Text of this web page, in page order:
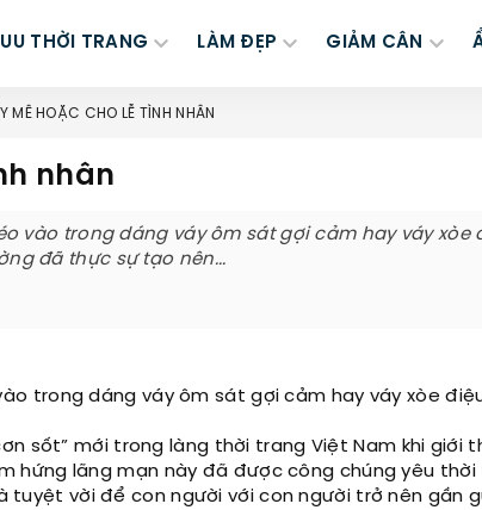
THỜI TRANG LÀM ĐẸP GIẢM CÂN
MÊ HOẶC CHO LỄ TÌNH NHÂN
nhân
vào trong dáng váy ôm sát gợi cảm hay váy xòe
đã thực sự tạo nên...
trong dáng váy ôm sát gợi cảm hay váy xòe
sốt” mới trong làng thời trang Việt Nam khi giới
hứng lãng mạn này đã được công chúng yêu thời
vời để con người với con người trở nên gần